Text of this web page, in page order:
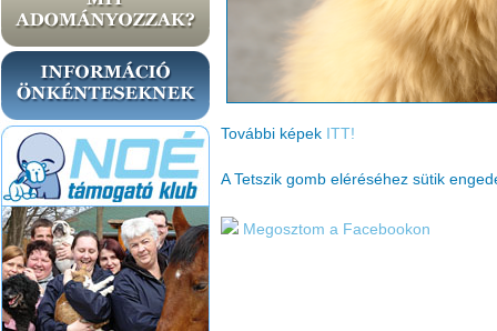
További képek ITT!
A Tetszik gomb eléréséhez sütik
Megosztom a Facebookon